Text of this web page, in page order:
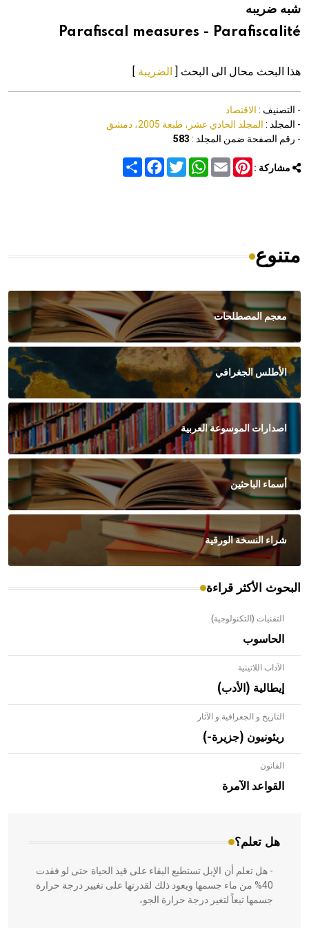
هيئة الموسوعة العربية تطلق موسوعات جديدة في عام 2026شبه ضريبه
Parafiscal measures - Parafiscalité
هذا البحث محال الى البحث [ الضريبة
- التصنيف : الاقتصاد
- المجلد : المجلد الحادي عشر، طبعة 2005، دمشق
- رقم الصفحة ضمن المجلد : 583
مشاركة : Share
FacebookTwitter
WhatsAppEmail
Pinterest
متنوع
معجم المصطلحات
الأطلس الجغرافي
اصدارات الموسوعة العربية
أسماء الباحثين
شراء النسخة الورقية
البحوث الأكثر قراءة
التقنيات (التكنولوجية)
الحاسوب
الآداب اللاتينية
إيطالية (الأدب)
التاريخ و الجغرافية و الآثار
ريئونيون (جزيرة-)
القانون
القواعد الآمرة
هل تعلم؟
- هل تعلم أن الأبلق نوع من الفنون الهندسية التي ارتبطت
بالعمارة الإسلامية في بلاد الشام ومصر خاصة، حيث يحرص
المعمار على بناء مداميكه وخاصة في الواجهات
- هل تعلم أن الإبل تستطيع البقاء على قيد الحياة حتى لو فقدت
40% من ماء جسمها ويعود ذلك لقدرتها على تغيير درجة حرارة
جسمها تبعاً لتغير درجة حرارة الجو،